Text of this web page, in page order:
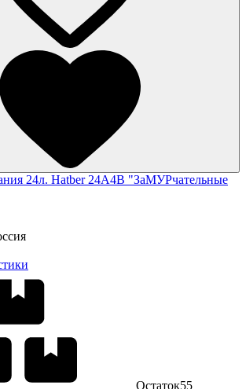
24л. Hatber 24А4В "ЗаМУРчательные
Остаток55